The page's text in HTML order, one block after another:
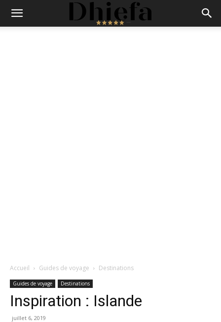
Accueil Guides de voyage Destinations
Guides de voyage Destinations
Inspiration : Islande
juillet 6, 2019